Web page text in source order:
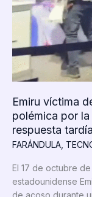
Emiru víctima
polémica por
respuesta tardía
FARÁNDULA
El 17 de octubre
estadounidense